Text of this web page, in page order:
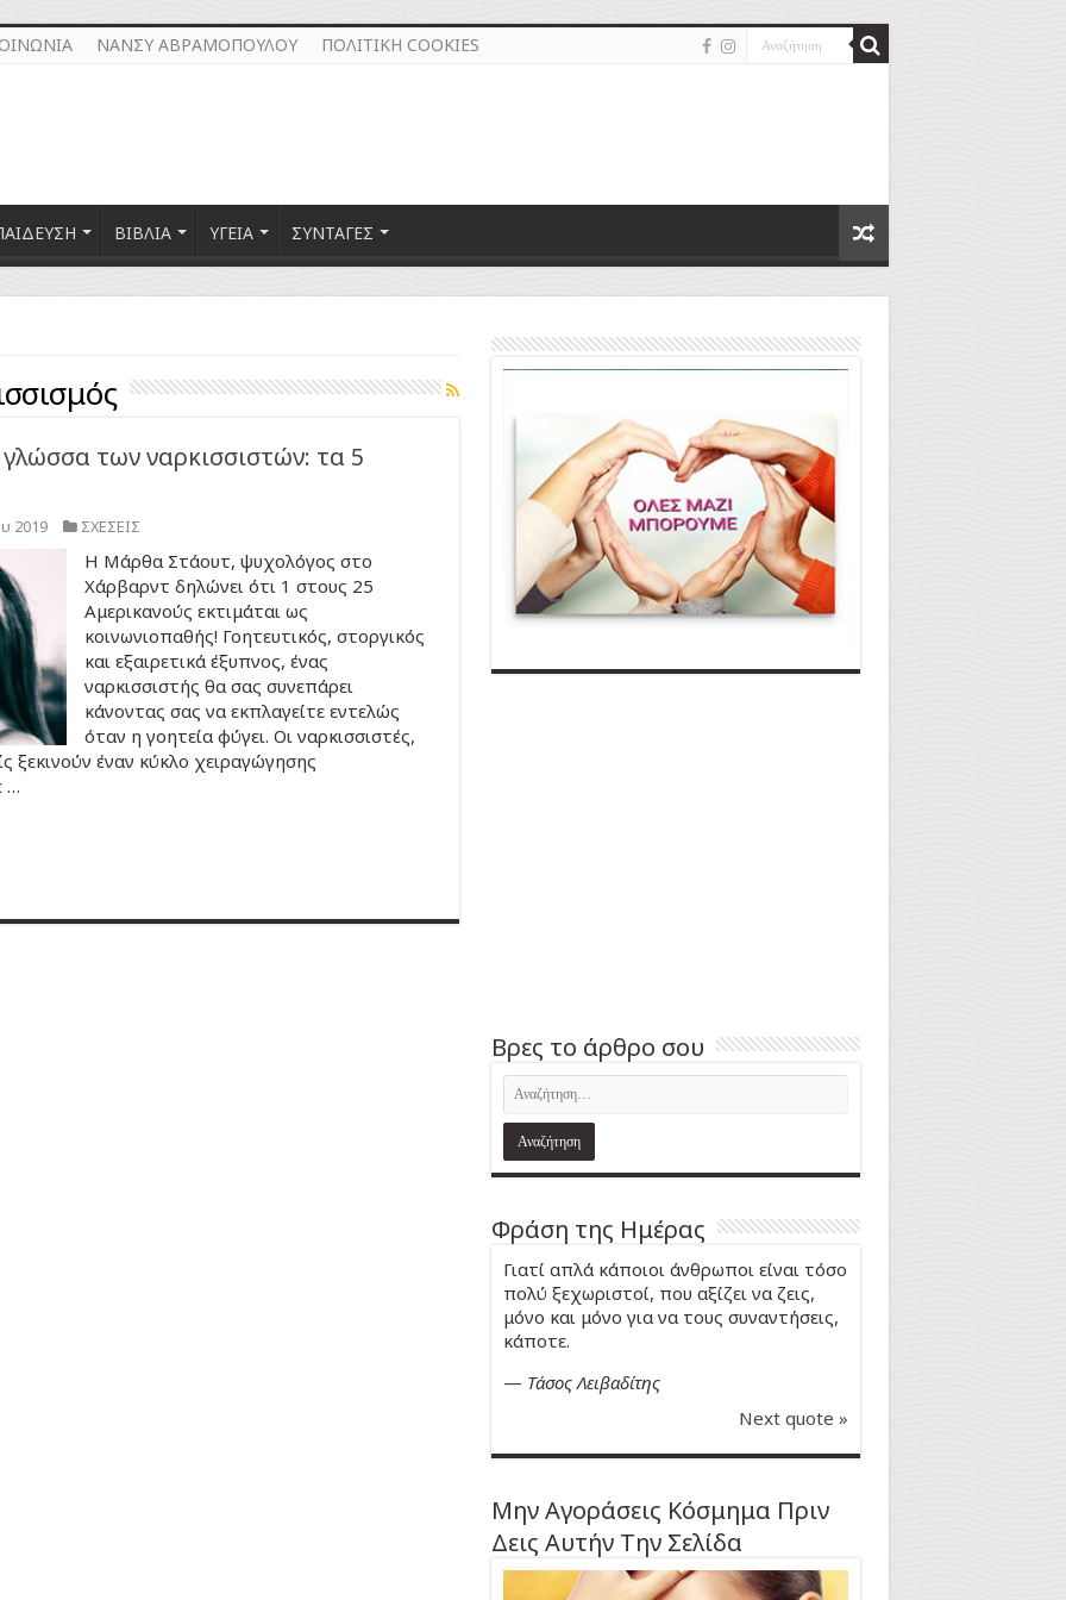
ΝΑΝΣΥ ΑΒΡΑΜΟΠΟΥΛΟΥ ΠΟΛΙΤΙΚΗ COOKIES
ΒΙΒΛΙΑ ΥΓΕΙΑ ΣΥΝΤΑΓΕΣ
των ναρκισσιστών: τα 5
2019 ΣΧΕΣΕΙΣ
Η Μάρθα Στάουτ, ψυχολόγος στο
Χάρβαρντ δηλώνει ότι 1 στους 25
Αμερικανούς εκτιμάται ως
κοινωνιοπαθής! Γοητευτικός, στοργικός
και εξαιρετικά έξυπνος, ένας
ναρκισσιστής θα σας συνεπάρει
κάνοντας σας να εκπλαγείτε εντελώς
όταν η γοητεία φύγει. Οι ναρκισσιστές,
ξεκινούν έναν κύκλο χειραγώγησης
…
Βρες το άρθρο σου
Φράση της Ημέρας
Γιατί απλά κάποιοι άνθρωποι είναι τόσο
πολύ ξεχωριστοί, που αξίζει να ζεις,
μόνο και μόνο για να τους συναντήσεις,
κάποτε.
— Τάσος Λειβαδίτης
Next quote »
Μην Αγοράσεις Κόσμημα Πριν
Δεις Αυτήν Την Σελίδα